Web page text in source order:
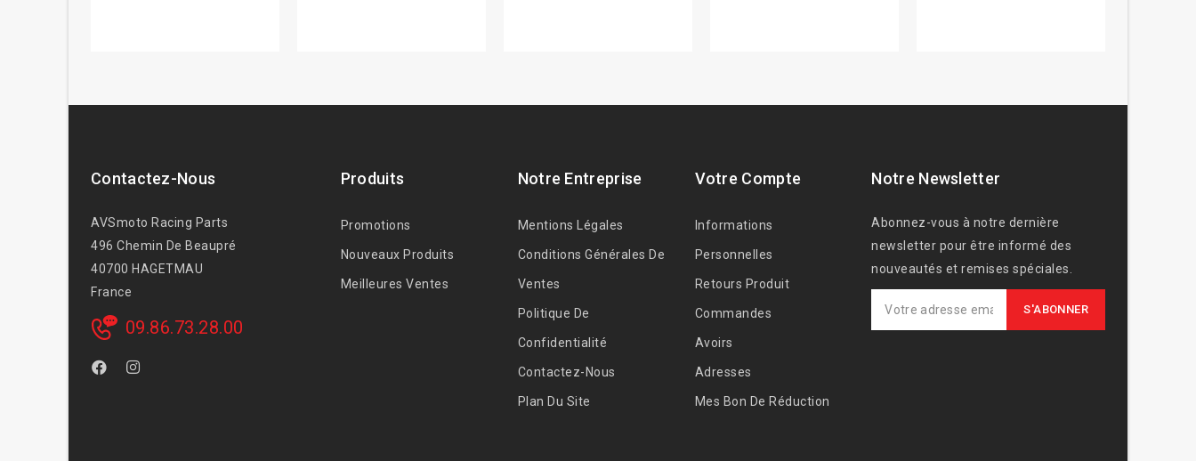
Contactez-Nous
AVSmoto Racing Parts
496 Chemin De Beaupré
40700 HAGETMAU
France
09.86.73.28.00
Produits
Promotions
Nouveaux Produits
Meilleures Ventes
Notre Entreprise
Mentions Légales
Conditions Générales De
Ventes
Politique De
Confidentialité
Contactez-Nous
Plan Du Site
Votre Compte
Informations
Personnelles
Retours Produit
Commandes
Avoirs
Adresses
Mes Bon De Réduction
Notre Newsletter
Abonnez-vous à notre dernière
newsletter pour être informé des
nouveautés et remises spéciales.